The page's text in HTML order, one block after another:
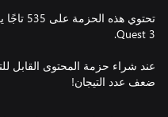
عند شراء حزمة المحتوى القابل
ضعف عدد التيجان!